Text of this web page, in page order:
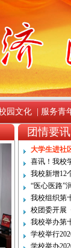
园文化 服务青
团情要讯
大学生进社
喜讯！我校
我校新增12
“医心医路”
我校组织第
校团委开展
我校举办第
学校举行
学校举办